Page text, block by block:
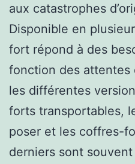
aux catastrophes
Disponible en
fort répond à des
fonction des attentes
les différentes
forts transportables,
poser et les coffres-
derniers sont